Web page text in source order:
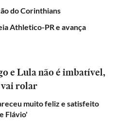
do Corinthians
Athletico-PR e avança
e Lula não é imbatível,
vai rolar
muito feliz e satisfeito
Flávio'